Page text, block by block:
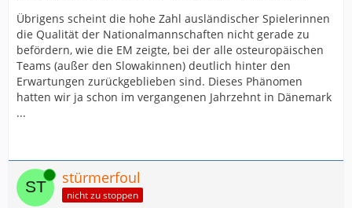
Übrigens scheint die hohe Zahl ausländischer Spielerinnen
die Qualität der Nationalmannschaften nicht gerade zu
befördern, wie die EM zeigte, bei der alle osteuropäischen
Teams (außer den Slowakinnen) deutlich hinter den
Erwartungen zurückgeblieben sind. Dieses Phänomen
hatten wir ja schon im vergangenen Jahrzehnt in Dänemark
...
Online stürmerfoul
nicht zu stoppen